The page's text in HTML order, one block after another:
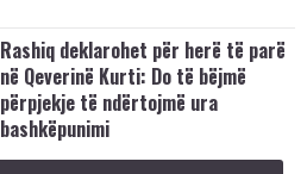
Rashiq deklarohet për herë të parë
në Qeverinë Kurti: Do të bëjmë
përpjekje të ndërtojmë ura
bashkëpunimi